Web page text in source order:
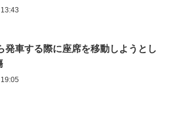
発車する際に座席を移動しようとし